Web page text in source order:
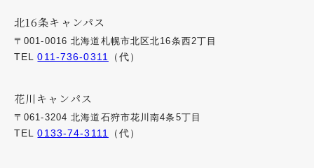
北16条キャンパス
〒001-0016 北海道札幌市北区北16条西2丁目
TEL011-736-0311 （代）
花川キャンパス
〒061-3204 北海道石狩市花川南4条5丁目
TEL0133-74-3111 （代）